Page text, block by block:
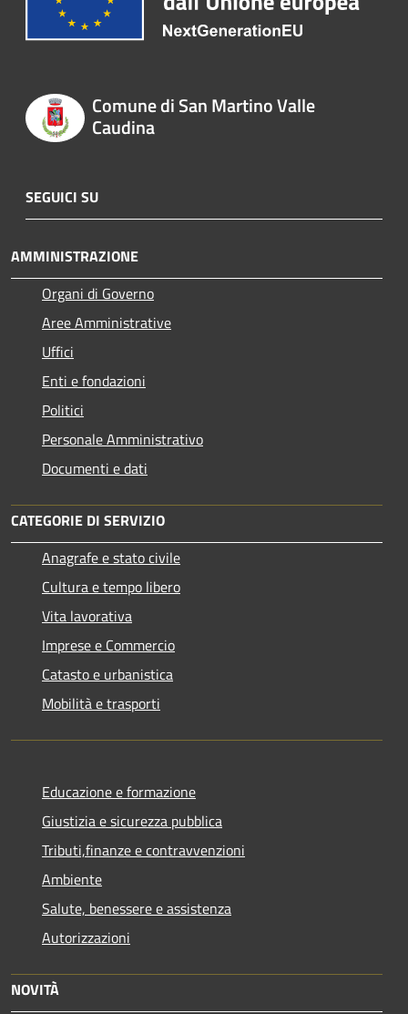
Comune di San Martino Valle
Caudina
SEGUICI SU
AMMINISTRAZIONE
Organi di Governo
Aree Amministrative
Uffici
Enti e fondazioni
Politici
Personale Amministrativo
Documenti e dati
CATEGORIE DI SERVIZIO
Anagrafe e stato civile
Cultura e tempo libero
Vita lavorativa
Imprese e Commercio
Catasto e urbanistica
Mobilità e trasporti
Educazione e formazione
Giustizia e sicurezza pubblica
Tributi,finanze e contravvenzioni
Ambiente
Salute, benessere e assistenza
Autorizzazioni
NOVITÀ